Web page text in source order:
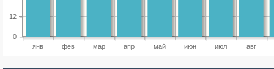
янв фев мар апр май июн июл авг
0
12